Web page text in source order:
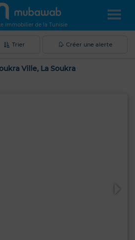
immobilier de la Tunisie
Trier Créer une alerte
Ville, La Soukra